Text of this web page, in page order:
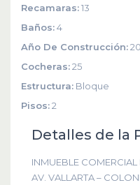
Recamaras:13
Baños:4
Año De Construcción:
Cocheras:25
Estructura: Bloque
Pisos:2
Detalles de la
INMUEBLE COMERCIAL
AV. VALLARTA –